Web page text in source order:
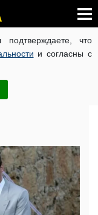
что
и согласны с
КОРОНАВИРУС В
УКРАЇНСЬКОЮ